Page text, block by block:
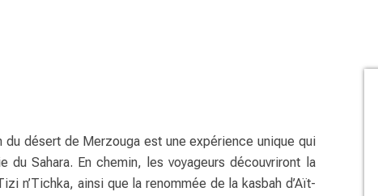
désert de Merzouga est une expérience unique qui
Sahara. En chemin, les voyageurs découvriront la
n’Tichka, ainsi que la renommée de la kasbah d’Aït-